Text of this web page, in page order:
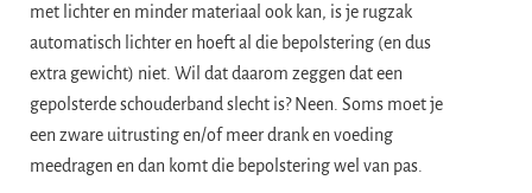
met lichter en minder materiaal ook kan, is je rugzak
automatisch lichter en hoeft al die bepolstering (en dus
extra gewicht) niet. Wil dat daarom zeggen dat een
gepolsterde schouderband slecht is? Neen. Soms moet je
een zware uitrusting en/of meer drank en voeding
meedragen en dan komt die bepolstering wel van pas.